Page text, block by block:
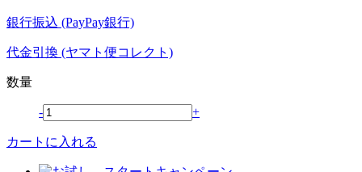
銀行振込 (PayPay銀行)
代金引換 (ヤマト便コレクト)
数量
- +
カートに入れる